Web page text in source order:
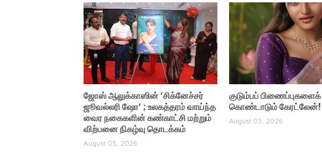
ஜோஸ் ஆலுக்காஸின் ‘சிக்னேச்சர்
ஜூவல்லரி ஷோ’ ; உலகத்தரம் வாய்ந்த
வைர நகைகளின் கண்காட்சி மற்றும்
விற்பனை நிகழ்வு தொடக்கம்
August 05, 2026
குடும்பப் பிணைப்புகளைக்
கொண்டாடும் கேரட்லேன்!
August 03, 2026